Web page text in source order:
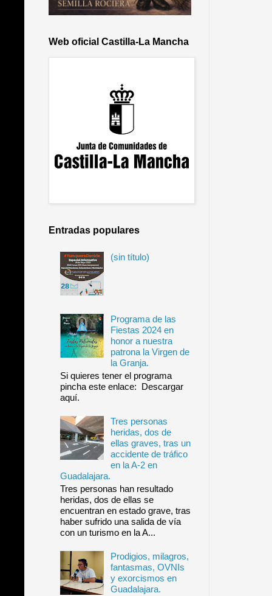
Web oficial Castilla-La Mancha
Entradas populares
(sin título)
Programa de las
Fiestas 2024 en
honor a nuestra
patrona la Virgen de
la Granja.
Si quieres tener el programa
pincha este enlace: Descargar
aquí.
Tres personas
heridas, dos de
ellas graves, tras un
accidente de tráfico
en la A-2 en
Guadalajara.
Tres personas han resultado
heridas, dos de ellas se
encuentran en estado grave, tras
haber sufrido una salida de vía
con un turismo en la A...
Prodigios, milagros,
fantasmas, OVNIs
y exorcismos en
Guadalajara.